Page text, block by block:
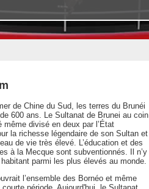
de Chine du Sud, les terres du Brunéi
600 ans. Le Sultanat de Brunei au coin
divisé en deux par l’État
la richesse légendaire de son Sultan et
de vie très élevé. L’éducation et des
à la Mecque sont subventionnés. Il n’y
parmi les plus élevés au monde.
l’ensemble des Bornéo et même